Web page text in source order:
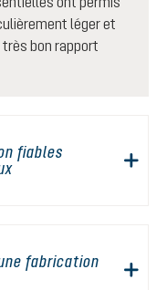
léger et
bon rapport
fiables
fabrication